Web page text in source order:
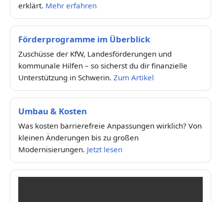
erklärt. Mehr erfahren
Förderprogramme im Überblick
Zuschüsse der KfW, Landesförderungen und
kommunale Hilfen – so sicherst du dir finanzielle
Unterstützung in Schwerin. Zum Artikel
Umbau & Kosten
Was kosten barrierefreie Anpassungen wirklich? Von
kleinen Änderungen bis zu großen
Modernisierungen. Jetzt lesen